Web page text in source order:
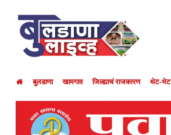
बुलडाणा खामगाव जिल्ह्याचं राजकारण थेट-भेट